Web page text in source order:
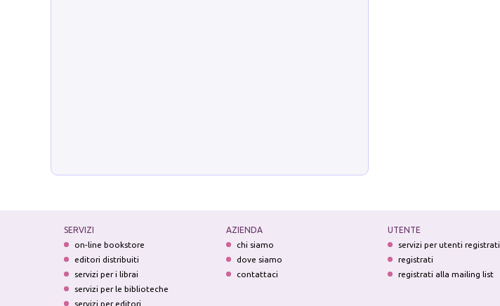
SERVIZI
on-line bookstore
editori distribuiti
servizi per i librai
servizi per le biblioteche
servizi per editori
AZIENDA
chi siamo
dove siamo
contattaci
UTENTE
servizi per utenti registrati
registrati
registrati alla mailing list